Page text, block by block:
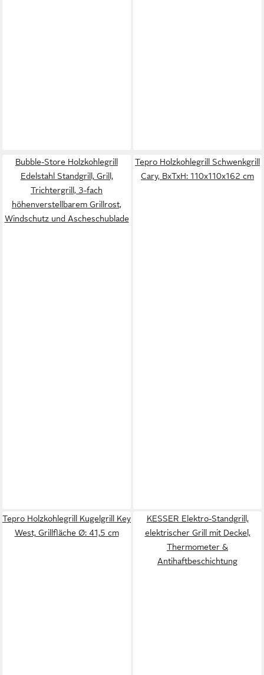
Bubble-Store Holzkohlegrill
Edelstahl Standgrill, Grill,
Trichtergrill, 3-fach
höhenverstellbarem Grillrost,
Windschutz und Ascheschublade
Tepro Holzkohlegrill Schwenkgrill
Cary, BxTxH: 110x110x162 cm
Tepro Holzkohlegrill Kugelgrill Key
West, Grillfläche Ø: 41,5 cm
KESSER Elektro-Standgrill,
elektrischer Grill mit Deckel,
Thermometer &
Antihaftbeschichtung